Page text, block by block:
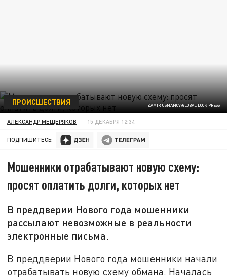
ZAMIR USMANOV/GLOBAL LOOK PRESS
ПРОИСШЕСТВИЯ
АЛЕКСАНДР МЕЩЕРЯКОВ 15 ДЕКАБРЯ 12:34
ПОДПИШИТЕСЬ:
Мошенники отрабатывают новую схему:
просят оплатить долги, которых нет
В преддверии Нового года мошенники
рассылают невозможные в реальности
электронные письма.
В преддверии Нового года мошенники начали
отрабатывать новую схему обмана. Началась